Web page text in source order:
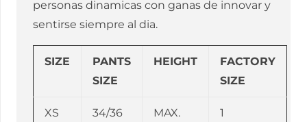
personas dinamicas con ganas de innovar y
sentirse siempre al dia.
SIZE
PANTS
SIZE
HEIGHT
FACTORY
SIZE
XS 34/36
MAX.
1